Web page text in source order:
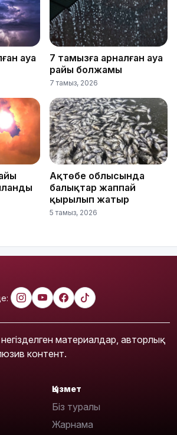
ауа
7 тамызға арналған ауа
райы болжамы
7 тамыз, 2026
Ақтөбе облысында
балықтар жаппай
қырылып жатыр
5 тамыз, 2026
материалдар, авторлық
контент.
Қызмет
Біз туралы
Жарнама